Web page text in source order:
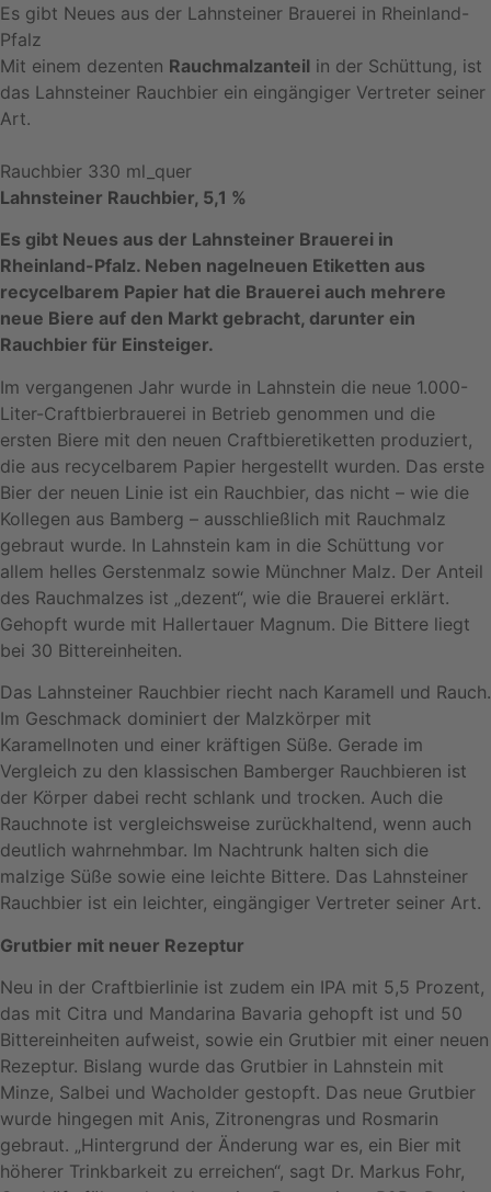
Es gibt Neues aus der Lahnsteiner Brauerei in Rheinland-
Pfalz
Mit einem dezenten Rauchmalzanteil in der Schüttung, ist
das Lahnsteiner Rauchbier ein eingängiger Vertreter seiner
Art.
Rauchbier 330 ml_quer
Lahnsteiner Rauchbier, 5,1 %
Es gibt Neues aus der Lahnsteiner Brauerei in
Rheinland-Pfalz. Neben nagelneuen Etiketten aus
recycelbarem Papier hat die Brauerei auch mehrere
neue Biere auf den Markt gebracht, darunter ein
Rauchbier für Einsteiger.
Im vergangenen Jahr wurde in Lahnstein die neue 1.000-
Liter-Craftbierbrauerei in Betrieb genommen und die
ersten Biere mit den neuen Craftbieretiketten produziert,
die aus recycelbarem Papier hergestellt wurden. Das erste
Bier der neuen Linie ist ein Rauchbier, das nicht – wie die
Kollegen aus Bamberg – ausschließlich mit Rauchmalz
gebraut wurde. In Lahnstein kam in die Schüttung vor
allem helles Gerstenmalz sowie Münchner Malz. Der Anteil
des Rauchmalzes ist „dezent“, wie die Brauerei erklärt.
Gehopft wurde mit Hallertauer Magnum. Die Bittere liegt
bei 30 Bittereinheiten.
Das Lahnsteiner Rauchbier riecht nach Karamell und Rauch.
Im Geschmack dominiert der Malzkörper mit
Karamellnoten und einer kräftigen Süße. Gerade im
Vergleich zu den klassischen Bamberger Rauchbieren ist
der Körper dabei recht schlank und trocken. Auch die
Rauchnote ist vergleichsweise zurückhaltend, wenn auch
deutlich wahrnehmbar. Im Nachtrunk halten sich die
malzige Süße sowie eine leichte Bittere. Das Lahnsteiner
Rauchbier ist ein leichter, eingängiger Vertreter seiner Art.
Grutbier mit neuer Rezeptur
Neu in der Craftbierlinie ist zudem ein IPA mit 5,5 Prozent,
das mit Citra und Mandarina Bavaria gehopft ist und 50
Bittereinheiten aufweist, sowie ein Grutbier mit einer neuen
Rezeptur. Bislang wurde das Grutbier in Lahnstein mit
Minze, Salbei und Wacholder gestopft. Das neue Grutbier
wurde hingegen mit Anis, Zitronengras und Rosmarin
gebraut. „Hintergrund der Änderung war es, ein Bier mit
höherer Trinkbarkeit zu erreichen“, sagt Dr. Markus Fohr,